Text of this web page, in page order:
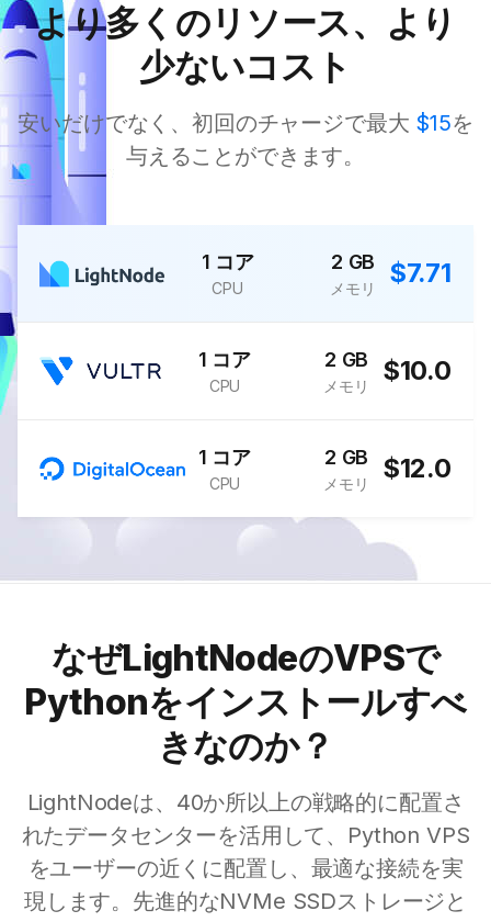
より多くのリソース、より
少ないコスト
安いだけでなく、初回のチャージで最大 $15を
与えることができます。
1 コア
CPU
2 GB
メモリ $7.71
1 コア
CPU
2 GB
メモリ $10.0
1 コア
CPU
2 GB
メモリ $12.0
なぜLightNodeのVPSで
Pythonをインストールすべ
きなのか？
LightNodeは、40か所以上の戦略的に配置さ
れたデータセンターを活用して、Python VPS
をユーザーの近くに配置し、最適な接続を実
現します。先進的なNVMe SSDストレージと